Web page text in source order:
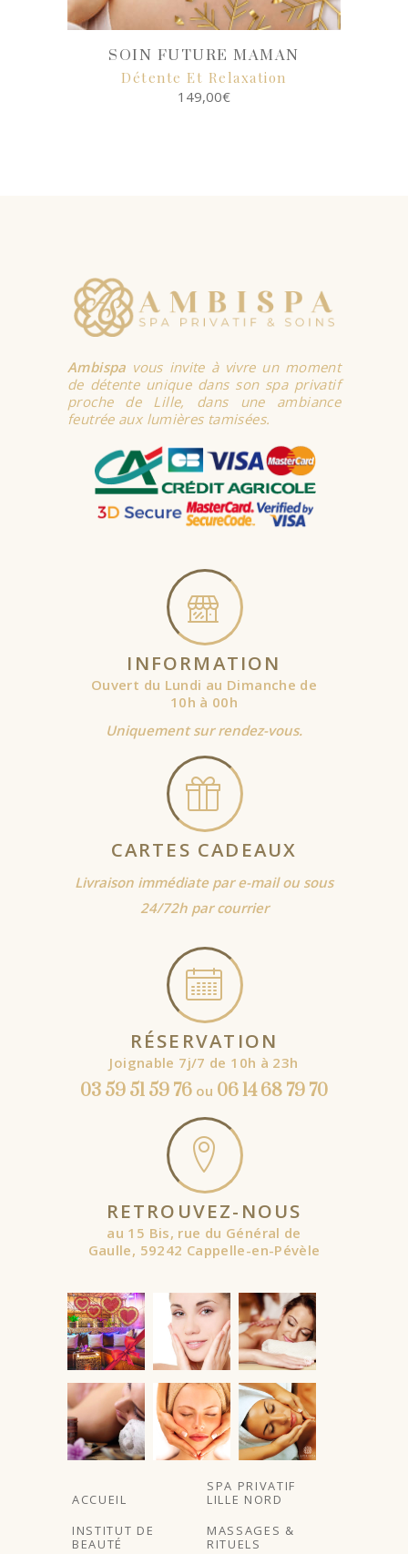
SOIN FUTURE MAMAN
Détente Et Relaxation
149,00€
Ambispa vous invite à vivre un moment
de détente unique dans son spa privatif
proche de Lille, dans une ambiance
feutrée aux lumières tamisées.
INFORMATION
Ouvert du Lundi au Dimanche de
10h à 00h
Uniquement sur rendez-vous.
CARTES CADEAUX
Livraison immédiate par e-mail ou sous
24/72h par courrier
RÉSERVATION
Joignable 7j/7 de 10h à 23h
03 59 51 59 76 ou 06 14 68 79 70
RETROUVEZ-NOUS
au 15 Bis, rue du Général de
Gaulle, 59242 Cappelle-en-Pévèle
À partir de
ACCUEIL
SPA PRIVATIF
LILLE NORD
INSTITUT DE
BEAUTÉ
MASSAGES &
RITUELS